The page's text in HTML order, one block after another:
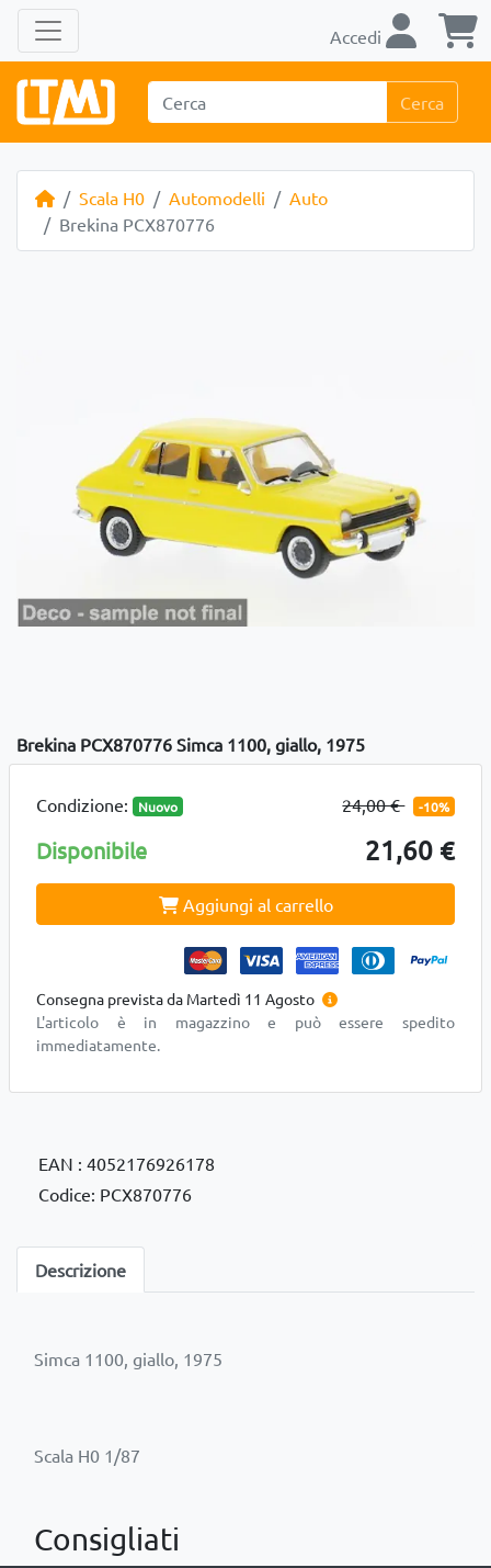
Accedi
Cerca
Scala H0 Automodelli
Auto
Brekina PCX870776
Brekina PCX870776 Simca 1100, giallo, 1975
Condizione: Nuovo 24,00 € -10%
Disponibile 21,60 €
Aggiungi al carrello
Consegna prevista da Martedì 11 Agosto
L'articolo è in magazzino e può essere spedito
immediatamente.
EAN : 4052176926178
Codice: PCX870776
Descrizione
Simca 1100, giallo, 1975
Scala H0 1/87
Consigliati